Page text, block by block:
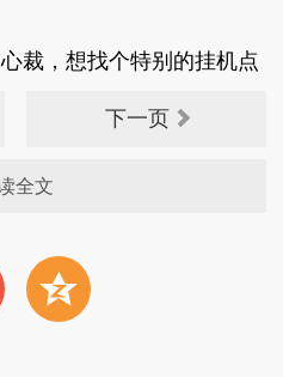
裁，想找个特别的挂机点
下一页
全文
z